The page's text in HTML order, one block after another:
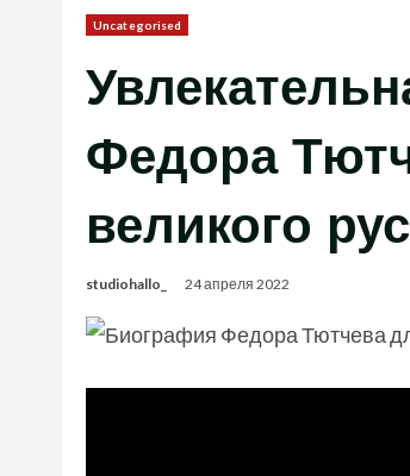
Uncategorised
Федора
великого
studiohallo_ 24 апреля 2022
Отправить